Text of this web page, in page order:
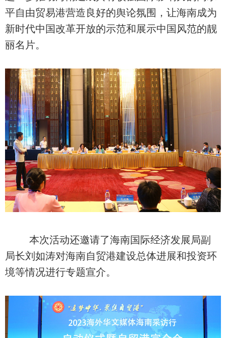
平自由贸易港营造良好的舆论氛围，让海南成为
新时代中国改革开放的示范和展示中国风范的靓
丽名片。
本次活动还邀请了海南国际经济发展局副
局长刘如涛对海南自贸港建设总体进展和投资环
境等情况进行专题宣介。